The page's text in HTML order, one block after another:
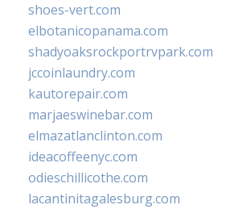
shoes-vert.com
elbotanicopanama.com
shadyoaksrockportrvpark.com
jccoinlaundry.com
kautorepair.com
marjaeswinebar.com
elmazatlanclinton.com
ideacoffeenyc.com
odieschillicothe.com
lacantinitagalesburg.com